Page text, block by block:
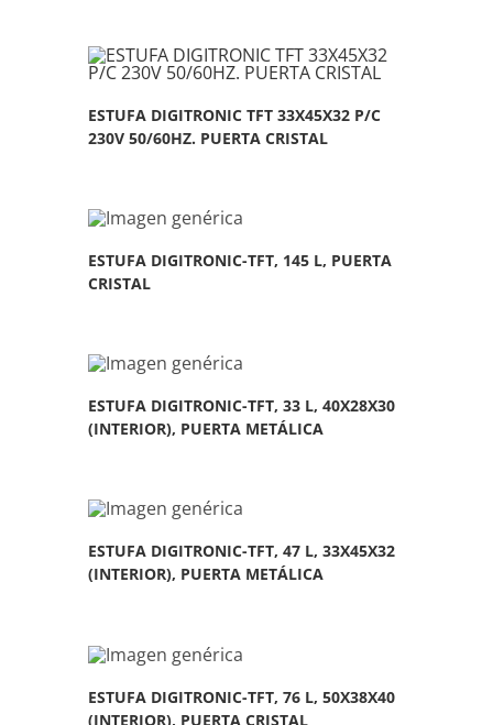
ESTUFA DIGITRONIC TFT 33X45X32 P/C
230V 50/60HZ. PUERTA CRISTAL
ESTUFA DIGITRONIC-TFT, 145 L, PUERTA
CRISTAL
ESTUFA DIGITRONIC-TFT, 33 L, 40X28X30
(INTERIOR), PUERTA METÁLICA
ESTUFA DIGITRONIC-TFT, 47 L, 33X45X32
(INTERIOR), PUERTA METÁLICA
ESTUFA DIGITRONIC-TFT, 76 L, 50X38X40
(INTERIOR), PUERTA CRISTAL